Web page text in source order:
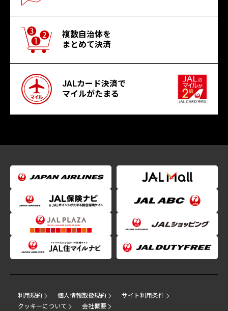
複数自治体を
まとめて決済
JALカード決済で
マイルがたまる
利用規約 個人情報取扱規約
サイト利用条件
クッキーについて
会社概要